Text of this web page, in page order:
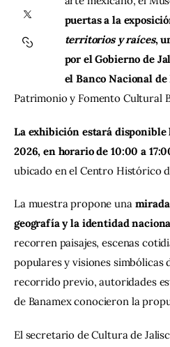
Contacto
puertas a la
territorios y raíces,
por el Gobierno de
el Banco Nacional
Patrimonio y Fomento Cultural
La exhibición estará disponible
2026, en horario de 10:00 a
ubicado en el Centro Histórico
La muestra propone una
geografía y la identidad
recorren paisajes, escenas
populares y visiones simbólicas
recorrido previo, autoridades
de Banamex conocieron la
El secretario de Cultura de